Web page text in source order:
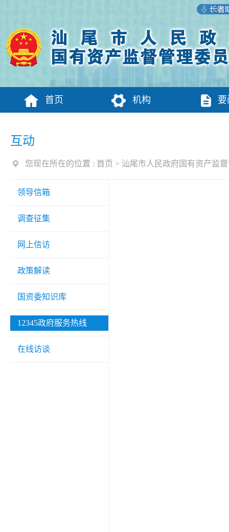
首页 机构
互动
您现在所在的位置 : 首页 > 汕尾市人民政府国有资产监
领导信箱
调查征集
网上信访
政策解读
国资委知识库
12345政府服务热线
在线访谈